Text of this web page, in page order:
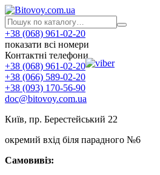
+38 (068) 961-02-20
показати всі номери
Контактні телефони
+38 (068) 961-02-20
+38 (066) 589-02-20
+38 (093) 170-56-90
doc@bitovoy.com.ua
Київ, пр. Берестейський 22
окремий вхід біля парадного №6
Самовивіз: